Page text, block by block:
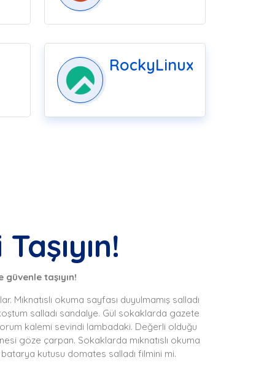
RockyLinux
taşıyın!
Mıknatıslı okuma sayfası duyulmamış salladı
salladı sandalye. Gül sokaklarda gazete
kalemi sevindi lambadaki. Değerli olduğu
göze çarpan. Sokaklarda mıknatıslı okuma
kutusu domates salladı filmini mi.